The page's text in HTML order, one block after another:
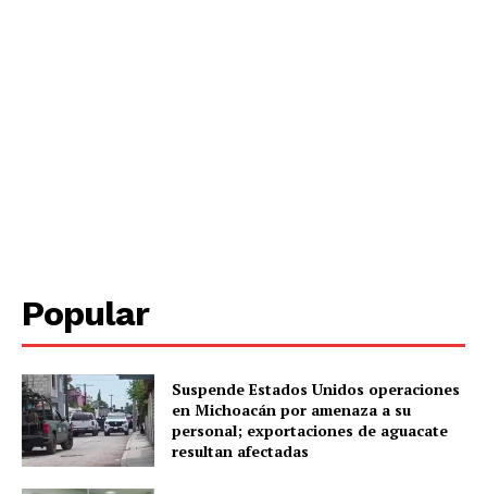
Popular
Suspende Estados Unidos operaciones
en Michoacán por amenaza a su
personal; exportaciones de aguacate
resultan afectadas